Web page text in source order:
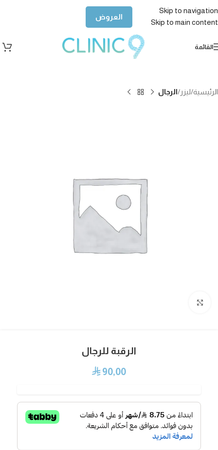
Skip to navigation
Skip to main content
العروض
القائمة
الرئيسية ليزر الرجال
الرقبة للرجال
⃁90,00